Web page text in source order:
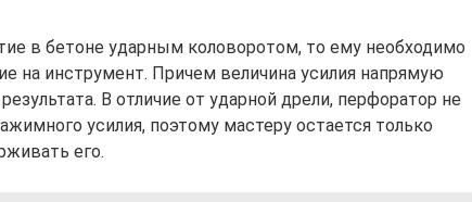
в бетоне ударным коловоротом, то ему необходимо
на инструмент. Причем величина усилия напрямую
В отличие от ударной дрели, перфоратор не
усилия, поэтому мастеру остается только
его.